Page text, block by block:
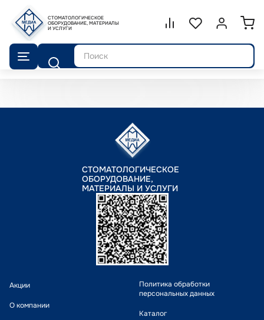
СТОМАТОЛОГИЧЕСКОЕ
ОБОРУДОВАНИЕ, МАТЕРИАЛЫ
И УСЛУГИ
Сравнение.
СписокВойти или
Поиск
СТОМАТОЛОГИЧЕСКОЕ
ОБОРУДОВАНИЕ,
МАТЕРИАЛЫ И УСЛУГИ
Акции
О компании
Политика обработки
персональных данных
Каталог